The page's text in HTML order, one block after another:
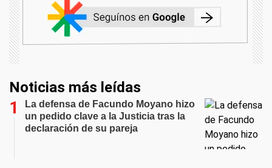
Noticias más leídas
La defensa de Facundo Moyano hizo
un pedido clave a la Justicia tras la
declaración de su pareja